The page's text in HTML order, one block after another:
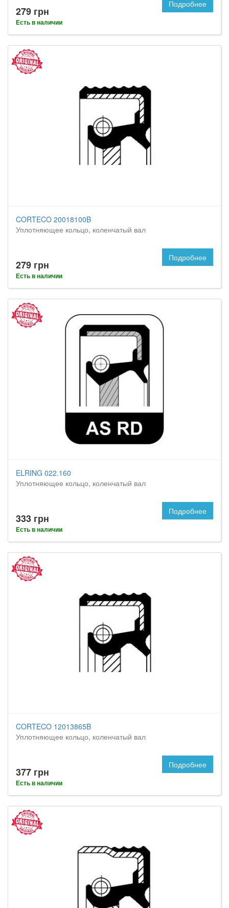
279 грн
Есть в наличии
Подробнее
CORTECO 20018100B
Уплотняющее кольцо, коленчатый вал
279 грн
Есть в наличии
Подробнее
ELRING 022.160
Уплотняющее кольцо, коленчатый вал
333 грн
Есть в наличии
Подробнее
CORTECO 12013865B
Уплотняющее кольцо, коленчатый вал
377 грн
Есть в наличии
Подробнее